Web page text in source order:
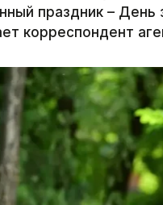
праздник –
корреспондент